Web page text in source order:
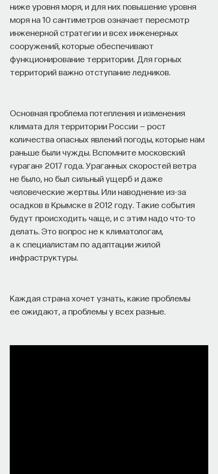
ниже уровня моря, и для них повышение уровня
моря на 10 сантиметров означает пересмотр
инженерной стратегии и всех инженерных
сооружений, которые обеспечивают
функционирование территории. Для горных
территорий важно отступание ледников.
Основная проблема потепления и изменения
климата для территории России — рост
количества опасных явлений погоды, которые нам
раньше были чужды. Вспомните московский
«ураган» 2017 года. Ураганных скоростей ветра
не было, но был сильный ущерб и даже
человеческие жертвы. Или наводнение из-за
осадков в Крымске в 2012 году. Такие события
будут происходить чаще, и с этим надо что-то
делать. Это вопрос не к климатологам,
а к специалистам по адаптации жилой
инфраструктуры.
Каждая страна хочет узнать, какие проблемы
ее ожидают, а проблемы у всех разные.